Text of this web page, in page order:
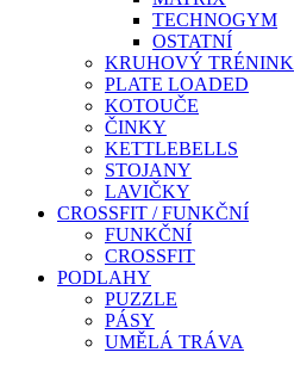
TECHNOGYM
OSTATNÍ
KRUHOVÝ TRÉNINK
PLATE LOADED
KOTOUČE
ČINKY
KETTLEBELLS
STOJANY
LAVIČKY
CROSSFIT / FUNKČNÍ
FUNKČNÍ
CROSSFIT
PODLAHY
PUZZLE
PÁSY
UMĚLÁ TRÁVA